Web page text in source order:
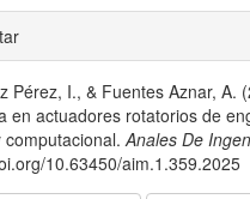
Pérez, I., & Fuentes Aznar, A.
en actuadores rotatorios de
computacional.Anales De
10.63450/aim.1.359.2025